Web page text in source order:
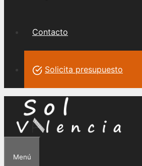
Contacto
Solicita presupuesto
Menú